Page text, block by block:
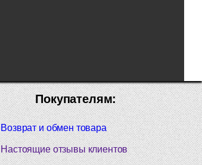
Покупателям:
Возврат и обмен товара
Настоящие отзывы клиентов